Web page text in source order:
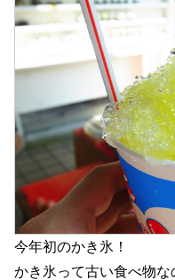
今年初のかき氷！
かき氷って古い食べ物